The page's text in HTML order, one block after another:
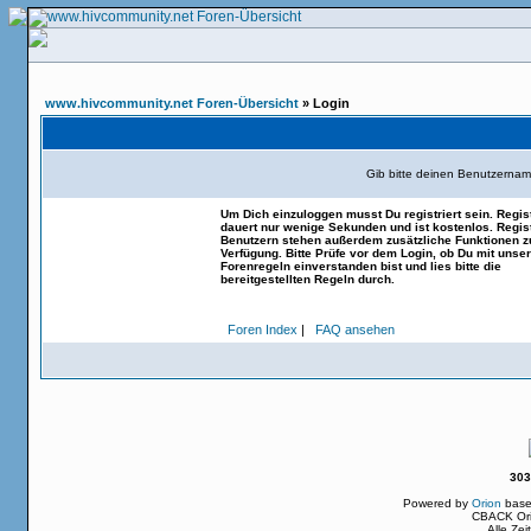
www.hivcommunity.net Foren-Übersicht » Login
Gib bitte deinen
Um Dich einzuloggen musst Du registriert sein.
dauert nur wenige Sekunden und ist kostenlos.
Benutzern stehen außerdem zusätzliche Funktionen
Verfügung. Bitte Prüfe vor dem Login, ob Du mit
Forenregeln einverstanden bist und lies bitte die
bereitgestellten Regeln durch.
Foren Index | FAQ ansehen
Powered by Orion
CBACK